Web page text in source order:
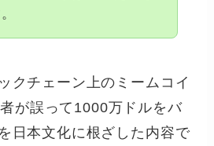
クチェーン上のミームコイ
が誤って1000万ドルをバ
日本文化に根ざした内容で